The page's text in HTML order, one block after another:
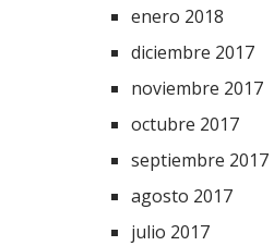
enero 2018
diciembre 2017
noviembre 2017
octubre 2017
septiembre 2017
agosto 2017
julio 2017